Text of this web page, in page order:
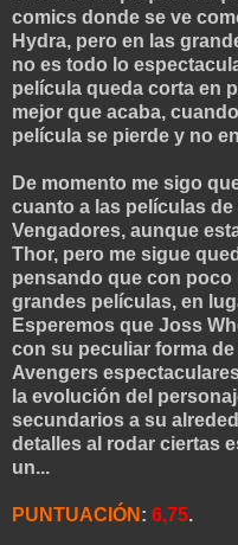
comics donde se ve
Hydra, pero en las
no es todo lo
película queda corta en
mejor que acaba,
película se pierde y no
De momento me sigo
cuanto a las películas
Vengadores, aunque
Thor, pero me sigue
pensando que con
grandes películas, en
Esperemos que Joss
con su peculiar forma
Avengers
la evolución del
secundarios a su
detalles al rodar ciertas
un...
PUNTUACIÓN : 6,75.